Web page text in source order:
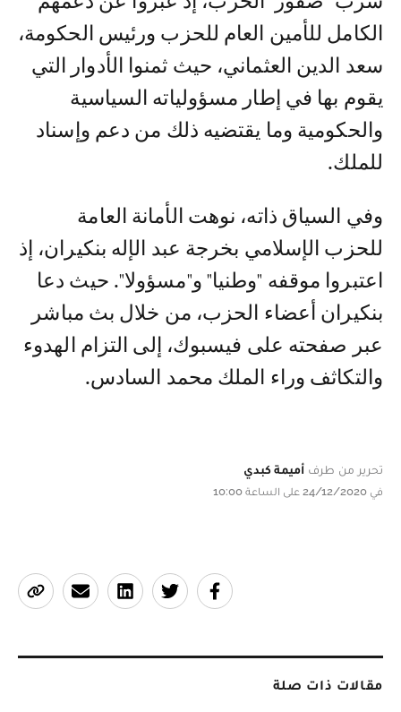
الكامل للأمين العام للحزب ورئيس الحكومة،
سعد الدين العثماني، حيث ثمنوا الأدوار التي
يقوم بها في إطار مسؤولياته السياسية
والحكومية وما يقتضيه ذلك من دعم وإسناد
للملك.
وفي السياق ذاته، نوهت الأمانة العامة
للحزب الإسلامي بخرجة عبد الإله بنكيران، إذ
اعتبروا موقفه "وطنيا" و"مسؤولا". حيث دعا
بنكيران أعضاء الحزب، من خلال بث مباشر
عبر صفحته على فيسبوك، إلى التزام الهدوء
والتكاثف وراء الملك محمد السادس.
تحرير من طرف أميمة كبدي
في 24/12/2020 على الساعة 10:00
مقالات ذات صلة